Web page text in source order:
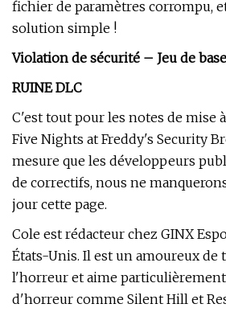
fichier de paramètres corrompu,
solution simple !
Violation de sécurité – Jeu de base
RUINE DLC
C'est tout pour les notes de mise
Five Nights at Freddy's Security
mesure que les développeurs
de correctifs, nous ne
jour cette page.
Cole est rédacteur chez GINX
États-Unis. Il est un amoureux de
l'horreur et aime
d'horreur comme Silent Hill et